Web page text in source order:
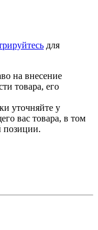
для
на внесение
товара, его
уточняйте у
вас товара, в том
позиции.